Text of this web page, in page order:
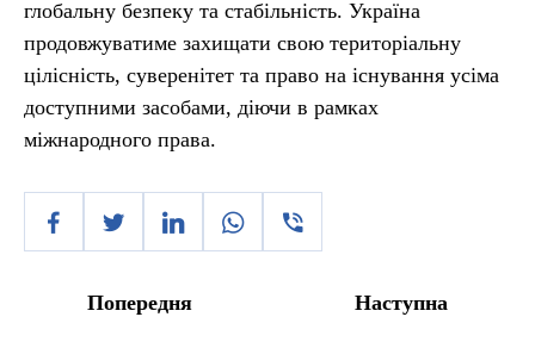
глобальну безпеку та стабільність. Україна
продовжуватиме захищати свою територіальну
цілісність, суверенітет та право на існування усіма
доступними засобами, діючи в рамках
міжнародного права.
Попередня Наступна